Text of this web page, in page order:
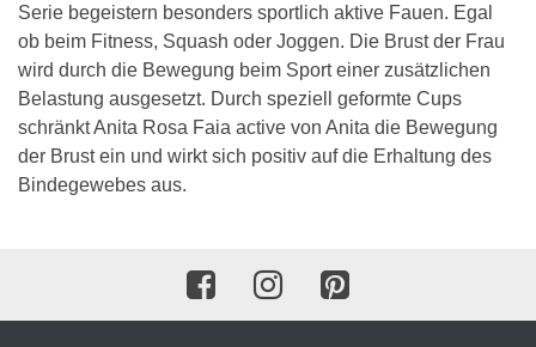
Serie begeistern besonders sportlich aktive Fauen. Egal
ob beim Fitness, Squash oder Joggen. Die Brust der Frau
wird durch die Bewegung beim Sport einer zusätzlichen
Belastung ausgesetzt. Durch speziell geformte Cups
schränkt Anita Rosa Faia active von Anita die Bewegung
der Brust ein und wirkt sich positiv auf die Erhaltung des
Bindegewebes aus.